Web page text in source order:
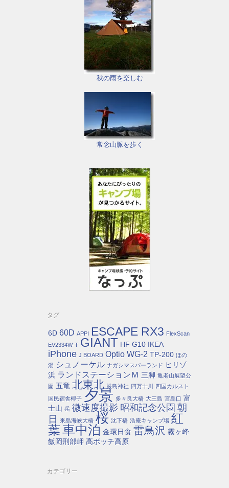
秋の雨を楽しむ
常念山脈を歩く
タグ
6D 60D APPI ESCAPE RX3 FlexScan
EV2334W-T GIANT HF G10 IKEA
iPhone J BOARD Optio WG-2 TP-200 ほの
湯 シュノーケル ナガシマスパーランド ヒリゾ
浜 ランドステーションＭ 三脚 亀老山展望公
園 五竜 北東北 厳島神社 四万十川
四国カルスト
国民宿舎椰子 夕景 多々良大橋 大三島 宮島口 富
士山 岳 微速度撮影 昭和記念公園 朝
日
来島海峡大橋 桜 沈下橋 浩庵キャンプ場 紅
葉車中泊 金環日食 雷鳥沢 霧ヶ峰
飯岡刑部岬 高ボッチ高原
カテゴリー